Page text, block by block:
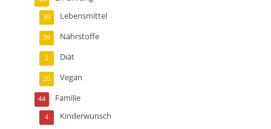
Lebensmittel
39
Nährstoffe
39
Diät
2
Vegan
20
Familie
44
Kinderwunsch
4